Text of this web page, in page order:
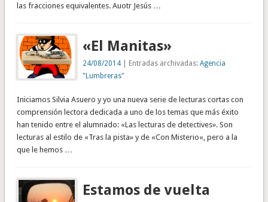
las fracciones equivalentes. Auotr Jesús …
«El Manitas»
24/08/2014 | Entradas archivadas:Agencia
"Lumbreras"
Iniciamos Silvia Asuero y yo una nueva serie de lecturas cortas con
comprensión lectora dedicada a uno de los temas que más éxito
han tenido entre el alumnado: «Las lecturas de detectives». Son
lecturas al estilo de «Tras la pista» y de «Con Misterio«, pero a la
que le hemos …
Estamos de vuelta